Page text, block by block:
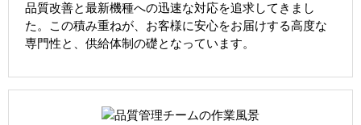
品質改善と最新機種への迅速な対応を追求してきまし
た。この積み重ねが、お客様に安心をお届けする高度な
専門性と、供給体制の礎となっています。